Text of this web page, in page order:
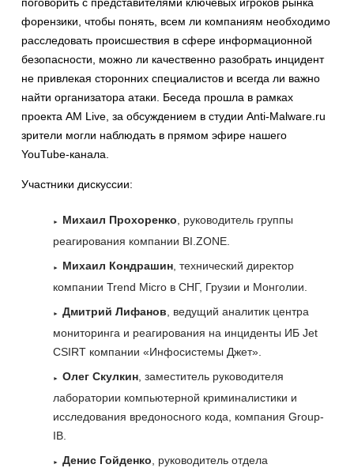
поговорить с представителями ключевых игроков рынка
форензики, чтобы понять, всем ли компаниям необходимо
расследовать происшествия в сфере информационной
безопасности, можно ли качественно разобрать инцидент
не привлекая сторонних специалистов и всегда ли важно
найти организатора атаки. Беседа прошла в рамках
проекта AM Live, за обсуждением в студии Anti-Malware.ru
зрители могли наблюдать в прямом эфире нашего
YouTube-канала.
Участники дискуссии:
Михаил Прохоренко, руководитель группы
реагирования компании BI.ZONE.
Михаил Кондрашин, технический директор
компании Trend Micro в СНГ, Грузии и Монголии.
Дмитрий Лифанов, ведущий аналитик центра
мониторинга и реагирования на инциденты ИБ Jet
CSIRT компании «Инфосистемы Джет».
Олег Скулкин, заместитель руководителя
лаборатории компьютерной криминалистики и
исследования вредоносного кода, компания Group-
IB.
Денис Гойденко, руководитель отдела